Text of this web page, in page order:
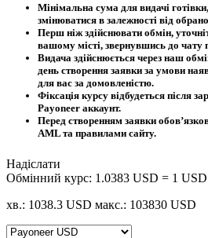
Мінімальна сума для видачі
змінюватися в залежності від
Перш ніж здійснювати обмін,
вашому місті, звернувшись до чату
Видача здійснюється через наш
день створення заявки за умови
для вас за домовленістю.
Фіксація курсу відбудеться після
Payoneer аккаунт.
Перед створенням заявки
AML та правилами сайту.
Надіслати
Обмінний курс: 1.0383 USD = 1 USD
хв.: 1038.3 USD макс.: 103830 USD